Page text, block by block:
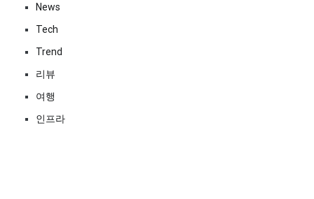
News
Tech
Trend
리뷰
여행
인프라